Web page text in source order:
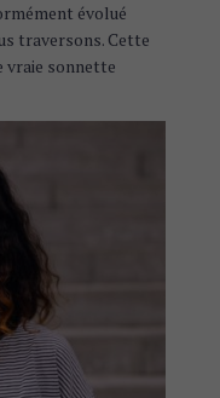
évolué
traversons. Cette
vraie sonnette